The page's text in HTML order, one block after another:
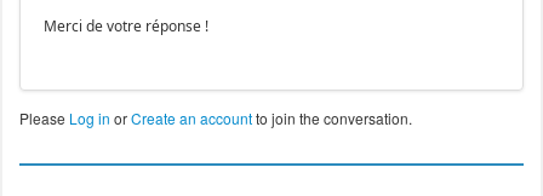
Merci de votre réponse !
Please Log in orCreate an accountto join the conversation.